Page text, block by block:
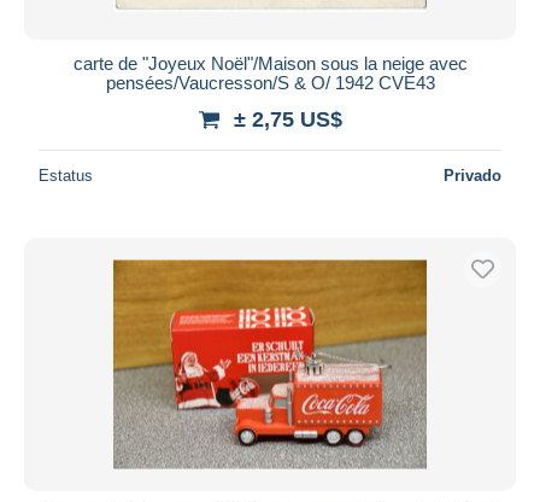
carte de "Joyeux Noël"/Maison sous la neige avec
pensées/Vaucresson/S & O/ 1942 CVE43
± 2,75 US$
Estatus Privado